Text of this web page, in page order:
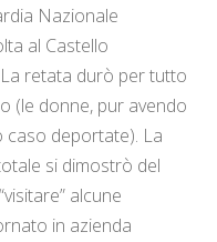
Nazionale
al Castello
La retata durò per tutto
(le donne, pur avendo
deportate). La
si dimostrò del
alcune
in azienda